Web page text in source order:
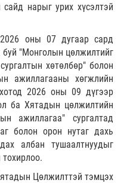
нарыг урих хүсэлтэй
оны 07 дугаар сард
буй "Монголын цөлжилтийг
хөтөлбөр" болон
ажиллагааны хөгжлийн
2026 оны 09 дүгээр
ба Хятадын цөлжилтийн
ажиллагаа" сургалтад
болон орон нутаг дахь
албан тушаалтнуудыг
Цөлжилттэй тэмцэх